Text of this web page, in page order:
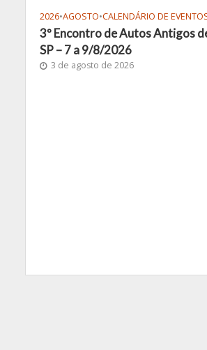
2026•AGOSTO•CALENDÁRIO DE
3º Encontro de Autos Antigos
SP – 7 a 9/8/2026
3 de agosto de 2026